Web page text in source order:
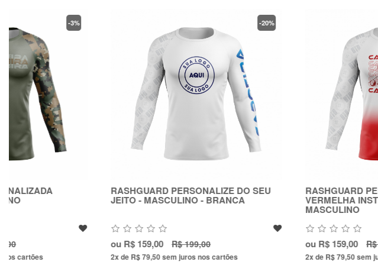
RASHGUARD PERSONALIZE DO SEU
JEITO - MASCULINO - BRANCA
R$ 199,00
2x de R$ 79,50 sem juros nos cartões
RASHGUARD PERSONALISADA - STC
VERMELHA INSTRUMENTOS PRO -
R$ 170,00
2x de R$ 79,50 sem juros nos cartões